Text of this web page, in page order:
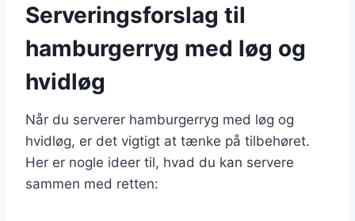
Serveringsforslag til
hamburgerryg med løg og
hvidløg
Når du serverer hamburgerryg med løg og
hvidløg, er det vigtigt at tænke på tilbehøret.
Her er nogle ideer til, hvad du kan servere
sammen med retten: